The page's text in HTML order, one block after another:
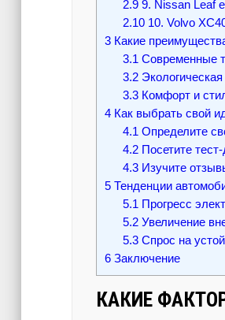
2.9 9. Nissan Leaf
2.10 10. Volvo
3 Какие
3.1 Современные
3.2
3.3 Комфорт и
4 Как выбрать свой
4.1 Определите
4.2 Посетите
4.3 Изучите
5 Тенденции
5.1 Прогресс
5.2 Увеличение
5.3 Спрос на
6 Заключение
КАКИЕ